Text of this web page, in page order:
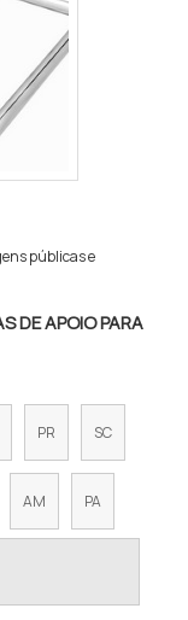
públicas e
DE APOIO PARA
PR SC
AM PA